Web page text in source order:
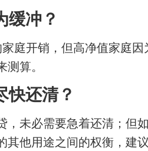
缓冲？
庭开销，但高净值家庭
算。
快还清？
，未必需要急着还清；但
他用途之间的权衡，建